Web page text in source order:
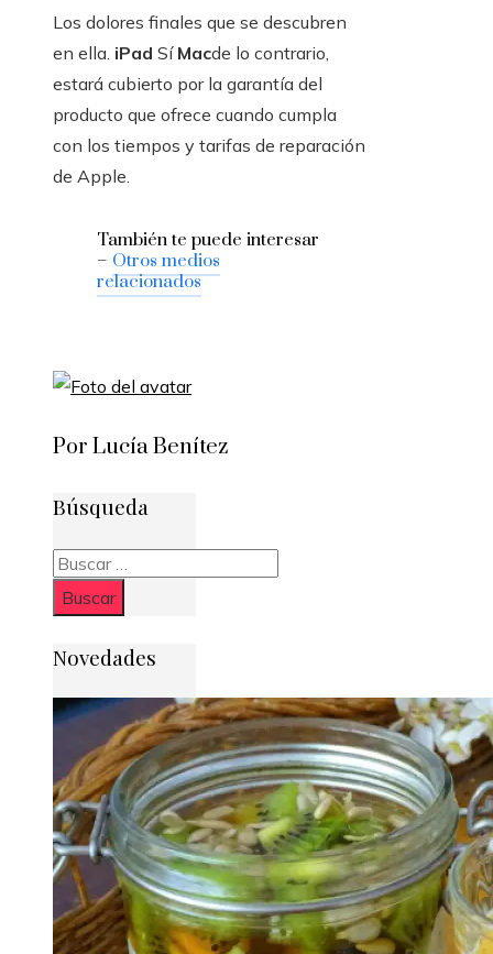
Los dolores finales que se descubren
en ella. iPad Sí Macde lo contrario,
estará cubierto por la garantía del
producto que ofrece cuando cumpla
con los tiempos y tarifas de reparación
de Apple.
También te puede interesar
– Otros medios
relacionados
Por Lucía Benítez
Búsqueda
Buscar:
Novedades